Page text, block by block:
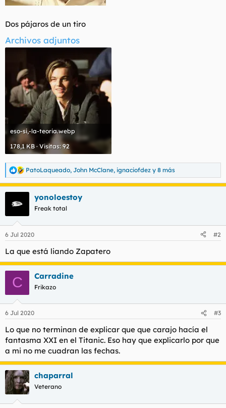
Dos pájaros de un tiro
Archivos adjuntos
eso-si,-la-teoria.webp
178,1 KB · Visitas: 92
R
e
a
e
:
PatoLaqueado, John McClane, ignaciofdez y 8 más
yonoloestoy
Freak total
6 Jul 2020 #2
La que está liando Zapatero
C Carradine
Frikazo
6 Jul 2020 #3
Lo que no terminan de explicar que que carajo hacía el
fantasma XXI en el Titanic. Eso hay que explicarlo por que
a mi no me cuadran las fechas.
chaparral
Veterano